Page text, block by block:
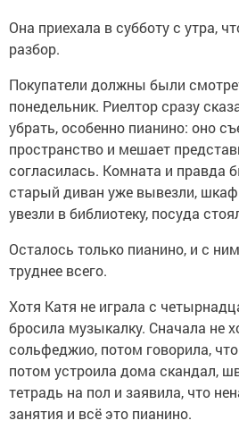
Она приехала в субботу с утра,
разбор.
Покупатели должны были
понедельник. Риелтор сразу
убрать, особенно пианино: оно
пространство и мешает
согласилась. Комната и правда
старый диван уже вывезли, шкаф
увезли в библиотеку, посуда
Осталось только пианино, и с
труднее всего.
Хотя Катя не играла с
бросила музыкалку. Сначала не
сольфеджио, потом говорила,
потом устроила дома скандал,
тетрадь на пол и заявила, что
занятия и всё это пианино.